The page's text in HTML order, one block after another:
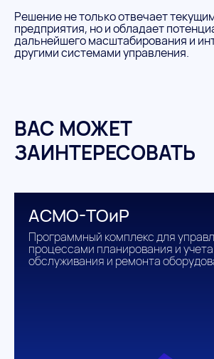
Решение не только отвечает
предприятия, но и обладает
дальнейшего масштабирования и
другими системами управления.
ВАС МОЖЕТ
ЗАИНТЕРЕСОВАТЬ
АСМО-ТОиР
Программный комплекс для
процессами планирования и
обслуживания и ремонта